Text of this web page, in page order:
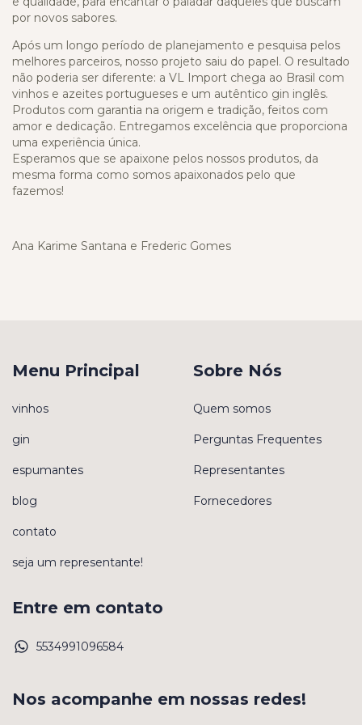
por novos sabores.
Após um longo período de planejamento e pesquisa pelos
melhores parceiros, nosso projeto saiu do papel. O resultado
não poderia ser diferente: a VL Import chega ao Brasil com
vinhos e azeites portugueses e um autêntico gin inglês.
Produtos com garantia na origem e tradição, feitos com
amor e dedicação. Entregamos excelência que proporciona
uma experiência única.
Esperamos que se apaixone pelos nossos produtos, da
mesma forma como somos apaixonados pelo que
fazemos!
Ana Karime Santana e Frederic Gomes
Menu Principal
vinhos
gin
espumantes
blog
contato
seja um representante!
Sobre Nós
Quem somos
Perguntas Frequentes
Representantes
Fornecedores
Entre em contato
5534991096584
Nos acompanhe em nossas redes!